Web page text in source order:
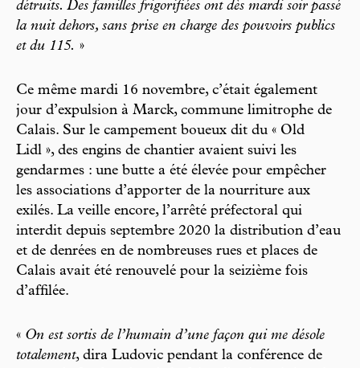
détruits. Des familles frigorifiées ont dès mardi soir passé
la nuit dehors, sans prise en charge des pouvoirs publics
et du 115. »
Ce même mardi 16 novembre, c’était également
jour d’expulsion à Marck, commune limitrophe de
Calais. Sur le campement boueux dit du « Old
Lidl », des engins de chantier avaient suivi les
gendarmes : une butte a été élevée pour empêcher
les associations d’apporter de la nourriture aux
exilés. La veille encore, l’arrêté préfectoral qui
interdit depuis septembre 2020 la distribution d’eau
et de denrées en de nombreuses rues et places de
Calais avait été renouvelé pour la seizième fois
d’affilée.
« On est sortis de l’humain d’une façon qui me désole
totalement, dira Ludovic pendant la conférence de